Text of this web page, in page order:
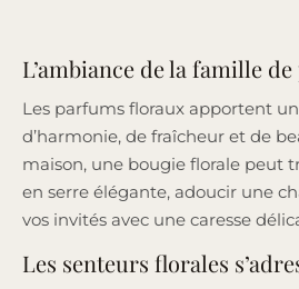
L’ambiance de la famille
Les parfums floraux apportent
d’harmonie, de fraîcheur et de
maison, une bougie florale peut
en serre élégante, adoucir une
vos invités avec une caresse
Les senteurs florales